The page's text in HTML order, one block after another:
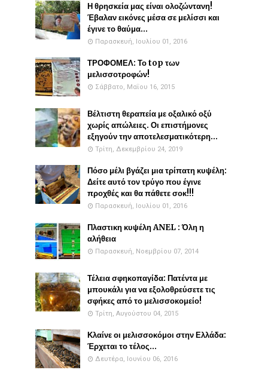
Η θρησκεία μας είναι ολοζώντανη!
Έβαλαν εικόνες μέσα σε μελίσσι και
έγινε το θαύμα...
Παρασκευή, Ιουλίου 01, 2016
ΤΡΟΦΟΜΕΛ: Το top των
μελισσοτροφών!
Σάββατο, Μαΐου 16, 2015
Βέλτιστη θεραπεία με οξαλικό οξύ
χωρίς απώλειες. Οι επιστήμονες
εξηγούν την αποτελεσματικότερη...
Τρίτη, Δεκεμβρίου 24, 2019
Πόσο μέλι βγάζει μια τρίπατη κυψέλη:
Δείτε αυτό τον τρύγο που έγινε
προχθές και θα πάθετε σοκ!!!
Παρασκευή, Ιουλίου 01, 2016
Πλαστικη κυψέλη ANEL : Όλη η
αλήθεια
Παρασκευή, Νοεμβρίου 07, 2014
Τέλεια σφηκοπαγίδα: Πατέντα με
μπουκάλι για να εξολοθρεύσετε τις
σφήκες από το μελισσοκομείο!
Τρίτη, Αυγούστου 04, 2015
Κλαίνε οι μελισσοκόμοι στην Ελλάδα:
Έρχεται το τέλος...
Δευτέρα, Ιουνίου 06, 2016